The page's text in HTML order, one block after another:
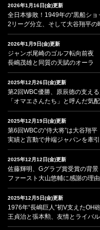
2026年1月16日(金)更新
全日本惨敗！1949年の“黒船ショ
2リーグ分立、そして大谷翔平の
2026年1月9日(金)更新
ジャンボ尾崎のゴルフ転向前夜
長嶋茂雄と同質の天賦のオーラ
2025年12月26日(金)更新
第2回WBC優勝、原辰徳の支え
「オマエさんたち」と呼んだ気配
2025年12月19日(金)更新
第6回WBCの“侍大将”は大谷翔平
実績と言動で井端ジャパンを牽引
2025年12月12日(金)更新
佐藤輝明、Gグラブ賞受賞の背景
ファースト大山悠輔に感謝の理由
2025年12月5日(金)更新
1976年“長嶋巨人”初V支えたOH
王貞治と張本勲、友情とライバ